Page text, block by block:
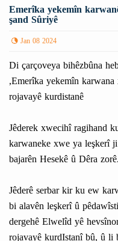
Emerîka yekemîn
şand Sûriyê
Jan 08 2024
Di çarçoveya bihêzbûna
,Emerîka yekemîn
rojavayê kurdistanê
Jêderek xwecihî ragihand
karwaneke xwe ya leşkerî
bajarên Hesekê û Dêra zorê.
Jêderê serbar kir ku ew
bi alavên leşkerî û
dergehê Elwelîd yê
rojavayê kurdIstanî bû, û